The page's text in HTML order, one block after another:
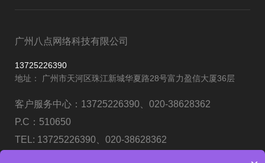
广州八点网络科技有限公司
13725226390
地址： 广州市天河区珠江新城华夏路28号富力盈信大厦36层
客户服务中心： 13725226390、020-38628362
P.C： 510650
TEL: 13725226390、020-38628362